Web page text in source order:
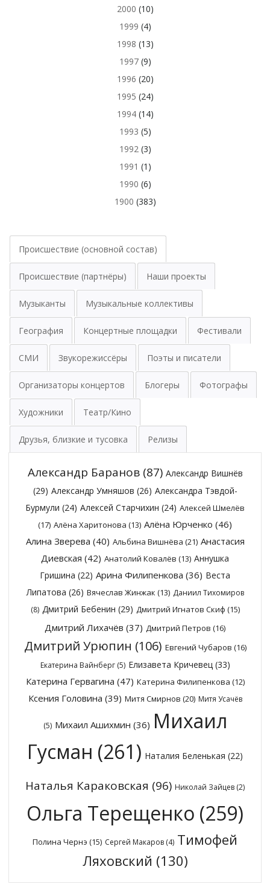
2000 (10)
1999 (4)
1998 (13)
1997(9)
1996 (20)
1995 (24)
1994(14)
1993 (5)
1992(3)
1991 (1)
1990 (6)
1900 (383)
Происшествие (основной состав)
Происшествие (партнёры) Наши проекты
Музыканты Музыкальные коллективы
География Концертные площадки Фестивали
СМИ Звукорежиссёры Поэты и писатели
Организаторы концертов Блогеры Фотографы
Художники Театр/Кино
Друзья, близкие и тусовка Релизы
Александр Баранов(87) Александр Вишнёв
(29) Александр Умняшов (26) Александра Тэвдой-
Бурмули (24) Алексей Старчихин (24) Алексей Шмелёв
(17) Алёна Харитонова (13) Алёна Юрченко (46)
Алина Зверева (40) Альбина Вишнёва (21) Анастасия
Диевская (42) Анатолий Ковалёв (13) Аннушка
Гришина (22) Арина Филипенкова (36) Веста
Липатова (26) Вячеслав Жинжак (13) Даниил Тихомиров
(8) Дмитрий Бебенин (29) Дмитрий Игнатов Скиф (15)
Дмитрий Лихачёв (37) Дмитрий Петров (16)
Дмитрий Урюпин (106) Евгений Чубаров (16)
Екатерина Вайнберг(5) Елизавета Кричевец(33)
Катерина Гервагина (47) Катерина Филипенкова (12)
Ксения Головина (39) Митя Смирнов (20) Митя Усачёв
(5) Михаил Ашихмин (36) Михаил
Гусман (261) Наталия Беленькая (22)
Наталья Караковская (96) Николай Зайцев (2)
Ольга Терещенко (259)
Полина Чернэ (15) Сергей Макаров (4) Тимофей
Ляховский (130)